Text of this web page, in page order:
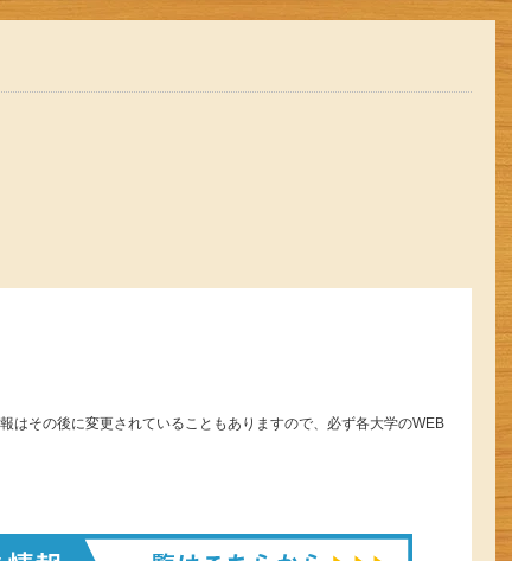
はその後に変更されていることもありますので、必ず各大学のWEB